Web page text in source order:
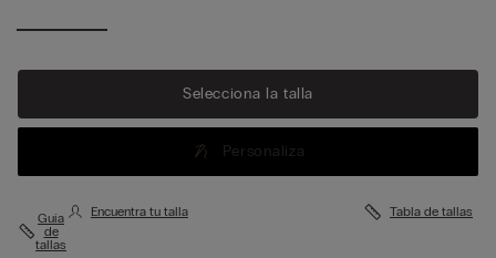
Selecciona la talla
Personaliza
Guía
de
tallas
Encuentra tu talla Tabla de tallas